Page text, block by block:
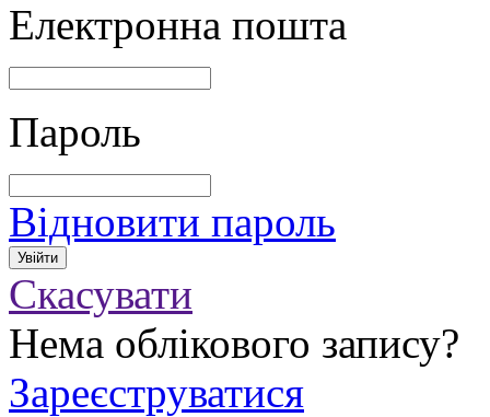
Електронна пошта
Пароль
Відновити пароль
Скасувати
Нема облікового запису?
Зареєструватися